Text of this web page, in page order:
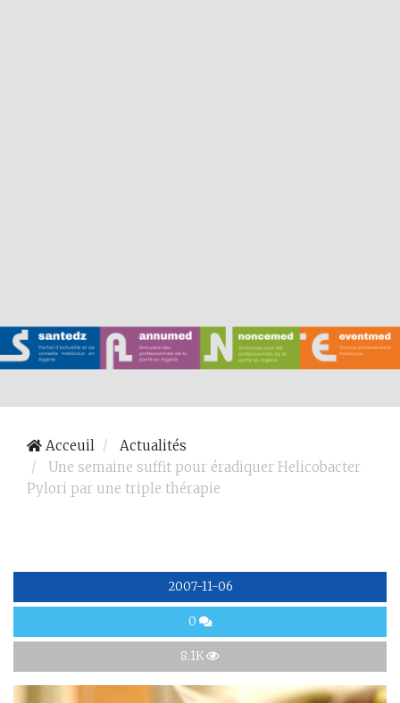
Acceuil
Actualités
Une semaine suffit pour éradiquer Helicobacter
Pylori par une triple thérapie
2007-11-06
0
8.1K